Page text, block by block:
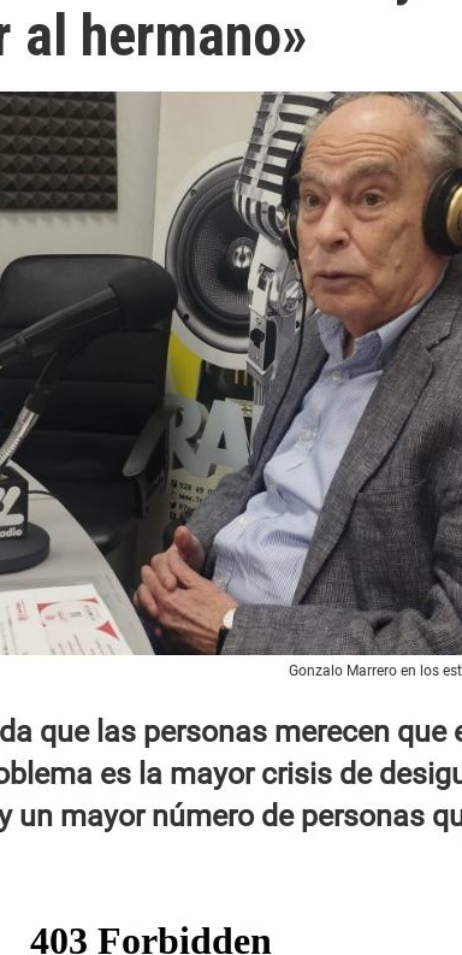
al hermano»
Gonzalo Marrero en los
que las personas merecen que
es la mayor crisis de
un mayor número de personas